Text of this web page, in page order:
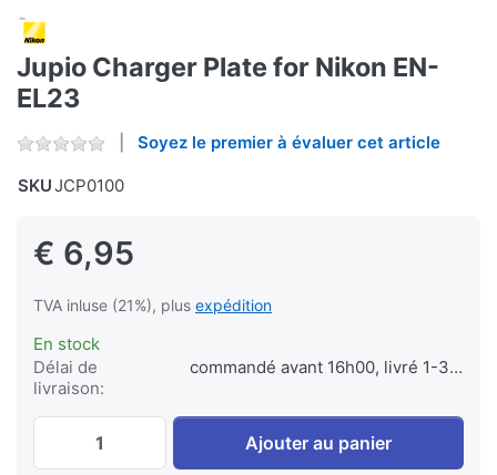
Jupio Charger Plate for Nikon EN-
EL23
Soyez le premier à évaluer cet article
SKUJCP0100
€ 6,95
TVA inluse (21%), plus expédition
En stock
Délai de
livraison:
commandé avant 16h00, livré 1-3 jours
Jupio Charger Plate for Nikon EN-EL23
Ajouter au panier